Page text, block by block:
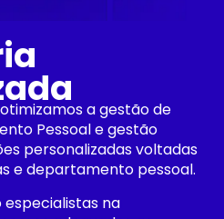
a gestão de
Pessoal e gestão
personalizadas voltadas
e departamento pessoal.
especialistas na